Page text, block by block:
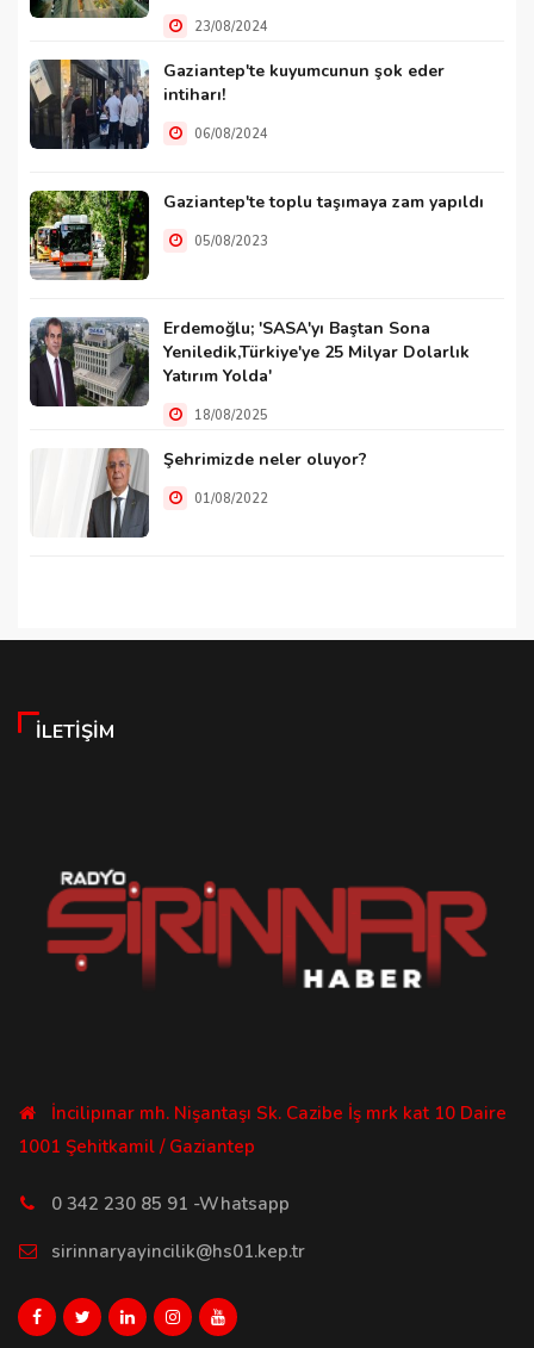
23/08/2024
Gaziantep'te kuyumcunun şok eder
intiharı!
06/08/2024
Gaziantep'te toplu taşımaya zam yapıldı
05/08/2023
Erdemoğlu; 'SASA'yı Baştan Sona
Yeniledik,Türkiye'ye 25 Milyar Dolarlık
Yatırım Yolda'
18/08/2025
Şehrimizde neler oluyor?
01/08/2022
İLETIŞIM
İncilipınar mh. Nişantaşı Sk. Cazibe İş mrk kat 10 Daire
1001 Şehitkamil / Gaziantep
0 342 230 85 91 -Whatsapp
sirinnaryayincilik@hs01.kep.tr